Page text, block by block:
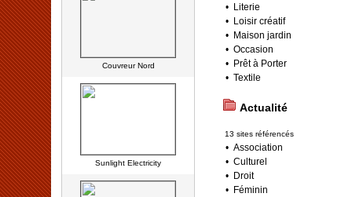
Couvreur Nord
Sunlight Electricity
• Literie
• Loisir créatif
• Maison jardin
• Occasion
• Prêt à Porter
• Textile
Actualité
13 sites référencés
• Association
• Culturel
• Droit
• Féminin